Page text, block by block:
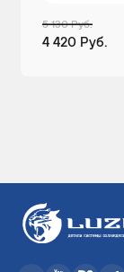
5 130 Руб.
4 420 Руб.